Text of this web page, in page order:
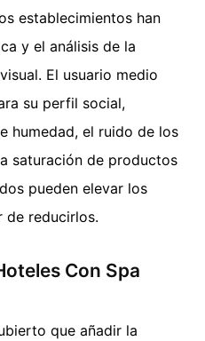
establecimientos han
y el análisis de la
El usuario medio
su perfil social,
humedad, el ruido de los
saturación de productos
pueden elevar los
de reducirlos.
Con Spa
que añadir la